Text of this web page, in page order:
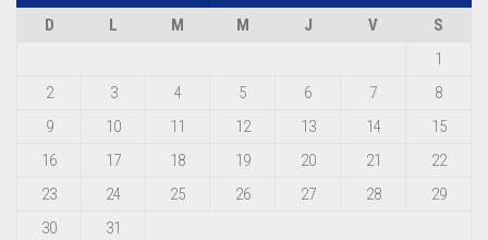
D
L M M J V
S
1
2
3 4 5 6 7
8
9
10 11 12 13 14
15
16
17 18 19 20 21
22
23
24 25 26 27 28
29
30
31